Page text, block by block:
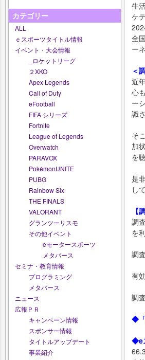
カテゴリー
ALL
ｅスポーツタイトル情報
イベント・大会情報
_ロケットリーグ
２XKO
Apex Legends
Call of Duty
eFootball
FIFA シリーズ
Fortnite
League of Legends
Overwatch
PARAVOX
PokémonUNITE
PUBG
Rainbow Six
THE FINALS
VALORANT
グランツーリスモ
その他イベント
eモータースポーツ
メタバース
セミナ・教育情報
プログラミング
メタバース
ニュース
広報ＰＲ
キャンペーン情報
スポンサー情報
タイトルアップデート
事業紹介
生
ケ
全
ー
＜
近
心
ー
識
そ
加
を
是
し
【
調
を
調
有
調
◆「
◆e